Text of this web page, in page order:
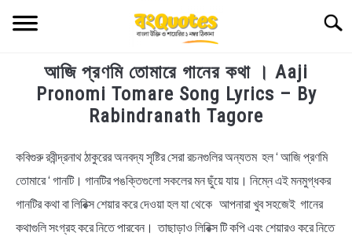
TECHNOLOGY
HEALTH & LIFESTYLE
BIOGRAPHY
EDUCATIONAL
আজি প্রণমি তোমারে গানের কথা । Aaji
Pronomi Tomare Song Lyrics – By
Rabindranath Tagore
in
Bengali
কবিগুরু রবীন্দ্রনাথ ঠাকুরের অনবদ্য সৃষ্টির সেরা রচনগুলির অন্যতম হল ‘ আজি প্রণমি
তোমারে ‘ গানটি। গানটির পঙক্তিগুলো সকলের মন ছুঁয়ে যায়। নিম্নে এই মনমুগ্ধকর
গানটির কথা বা লিরিক্স শেয়ার করে দেওয়া হল যা থেকে আপনারা খুব সহজেই গানের
কথাগুলি সংগ্রহ করে নিতে পারবেন। তাছাড়াও লিরিক্স টি কপি এবং শেয়ারও করে নিতে